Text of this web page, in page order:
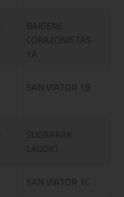
BAIGENE
CORAZONISTAS
1A
SAN VIATOR 1B
SUGARRAK
LAUDIO
SAN VIATOR 1C